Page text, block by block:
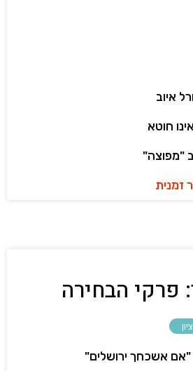
איוב
חוטא
"מפוצה"
זמנית
פרקי הבחירה
אשכחך ירושלים"